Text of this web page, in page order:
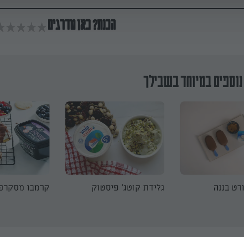
הכנת? כאן מדרגים
במיוחד בשבילך
בננה גלידת קוטג׳ פיסטוק קרמבו